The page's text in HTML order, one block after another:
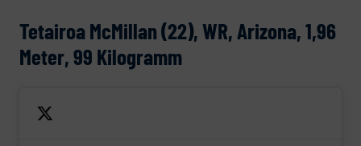
Tetairoa McMillan (22), WR, Arizona, 1,96
Meter, 99 Kilogramm